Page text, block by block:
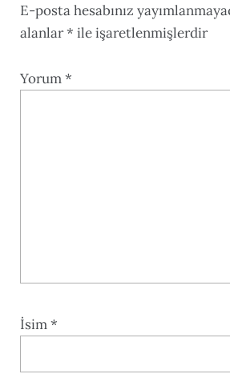
E-posta hesabınız
alanlar* ile işaretlenmişlerdir
Yorum*
İsim*